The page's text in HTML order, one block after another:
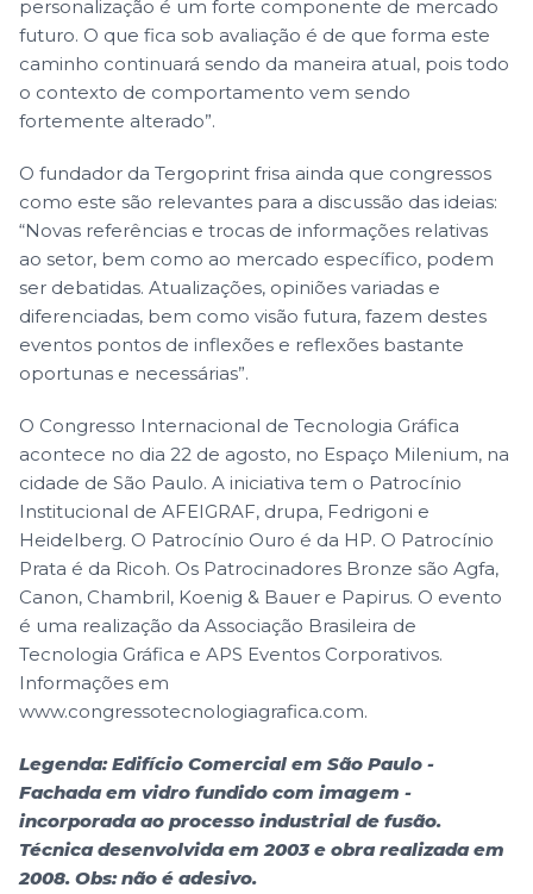
personalização é um forte componente de mercado
futuro. O que fica sob avaliação é de que forma este
caminho continuará sendo da maneira atual, pois todo
o contexto de comportamento vem sendo
fortemente alterado”.
O fundador da Tergoprint frisa ainda que congressos
como este são relevantes para a discussão das ideias:
“Novas referências e trocas de informações relativas
ao setor, bem como ao mercado específico, podem
ser debatidas. Atualizações, opiniões variadas e
diferenciadas, bem como visão futura, fazem destes
eventos pontos de inflexões e reflexões bastante
oportunas e necessárias”.
O Congresso Internacional de Tecnologia Gráfica
acontece no dia 22 de agosto, no Espaço Milenium, na
cidade de São Paulo. A iniciativa tem o Patrocínio
Institucional de AFEIGRAF, drupa, Fedrigoni e
Heidelberg. O Patrocínio Ouro é da HP. O Patrocínio
Prata é da Ricoh. Os Patrocinadores Bronze são Agfa,
Canon, Chambril, Koenig & Bauer e Papirus. O evento
é uma realização da Associação Brasileira de
Tecnologia Gráfica e APS Eventos Corporativos.
Informações em
www.congressotecnologiagrafica.com.
Legenda: Edifício Comercial em São Paulo -
Fachada em vidro fundido com imagem -
incorporada ao processo industrial de fusão.
Técnica desenvolvida em 2003 e obra realizada em
2008. Obs: não é adesivo.